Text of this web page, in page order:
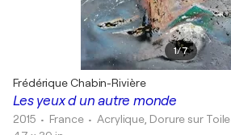
1/7
Les yeux d un autre monde
Frédérique Chabin-Rivière
2015 • France •Acrylique, Dorure sur Toile